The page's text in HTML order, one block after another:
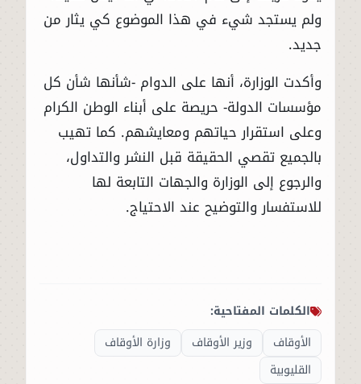
ولم يستجد شيء في هذا الموضوع كي يثار من
جديد.
وأكدت الوزارة، أنها على الدوام -شأنها شأن كل
مؤسسات الدولة- حريصة على أبناء الوطن الكرام
وعلى استقرار حياتهم ومعايشهم. كما تهيب
بالجميع تقصي الحقيقة قبل النشر والتداول،
والرجوع إلى الوزارة والجهات التابعة لها
للاستفسار والتوضيح عند الاحتياج.
الكلمات المفتاحية:
الأوقاف
وزير الأوقاف
وزارة الأوقاف
القليوبية